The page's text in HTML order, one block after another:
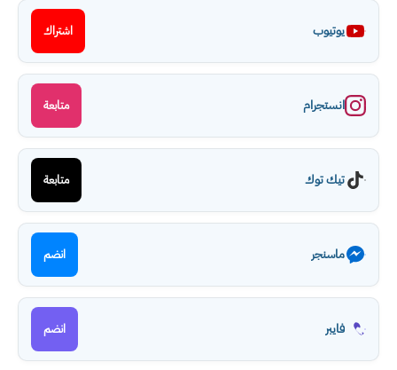
يوتيوب اشتراك
انستجرام متابعة
تيك توك متابعة
ماسنجر انضم
فايبر انضم